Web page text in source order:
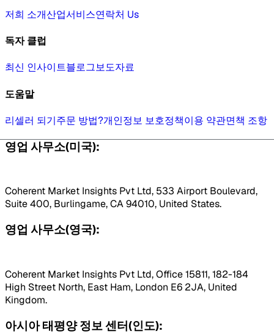
저희 소개산업서비스연락처 Us
독자 클럽
최신 인사이트블로그보도자료
도움말
리셀러 되기주문 방법?개인정보 보호정책이용 약관면책 조항
영업 사무소(미국):
Coherent Market Insights Pvt Ltd, 533 Airport Boulevard,
Suite 400, Burlingame, CA 94010, United States.
영업 사무소(영국):
Coherent Market Insights Pvt Ltd, Office 15811, 182-184
High Street North, East Ham, London E6 2JA, United
Kingdom.
아시아 태평양 정보 센터(인도):